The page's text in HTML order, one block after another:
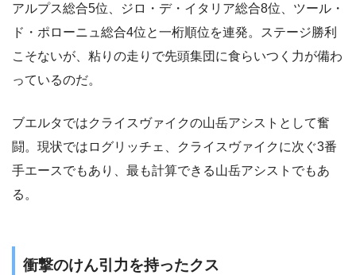
アルプス総合5位、ジロ・デ・イタリア総合8位、ツール・
ド・ポローニュ総合4位と一桁順位を連発。ステージ勝利
こそないが、粘りの走りで先頭集団に食らいつく力が備わ
っているのだ。
ブエルタではクライスヴァイクの山岳アシストとして奮
闘。現状ではログリッチェ、クライスヴァイクに次ぐ3番
手エースでもあり、最も計算できる山岳アシストでもあ
る。
衝撃のけん引力を持ったクス